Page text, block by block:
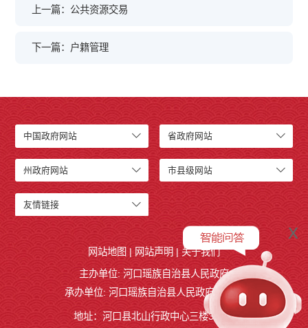
上一篇：公共资源交易
下一篇：户籍管理
中国政府网站 省政府网站
州政府网站 市县级网站
友情链接
网站地图 | 网站声明 | 关于我们
主办单位: 河口瑶族自治县人民政府
承办单位: 河口瑶族自治县人民政府办公室
地址：河口县北山行政中心三楼327室
x